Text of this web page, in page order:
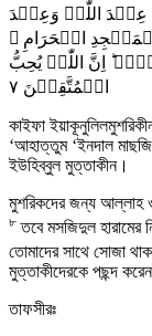
اللّٰہِ وَعِنۡدَ
الۡحَرَامِ
اِنَّ اللّٰہَ یُحِبُّ
الۡمُتَّقِیۡنَ ٧
কাইফা
‘আহাত্তুম ‘ইনদাল
ইউহিব্বুল মুত্তাকীন।
মুশরিকদের জন্য আল্লাহ
৮ তবে মসজিদুল হারামের
তোমাদের সাথে সোজা
মুত্তাকীদেরকে পছন্দ
তাফসীরঃ